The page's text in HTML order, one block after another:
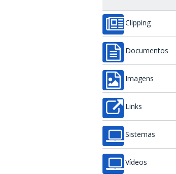
Clipping
Documentos
Imagens
Links
Sistemas
Vídeos